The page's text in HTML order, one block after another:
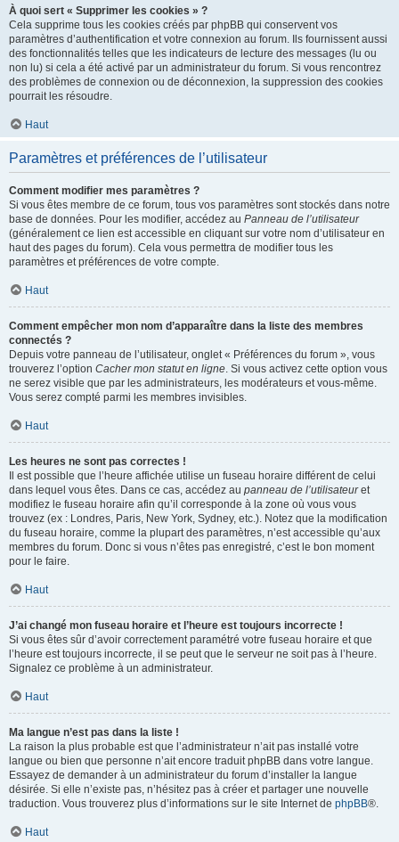
À quoi sert « Supprimer les cookies » ?
Cela supprime tous les cookies créés par phpBB qui conservent vos
paramètres d’authentification et votre connexion au forum. Ils fournissent aussi
des fonctionnalités telles que les indicateurs de lecture des messages (lu ou
non lu) si cela a été activé par un administrateur du forum. Si vous rencontrez
des problèmes de connexion ou de déconnexion, la suppression des cookies
pourrait les résoudre.
Haut
Paramètres et préférences de l’utilisateur
Comment modifier mes paramètres ?
Si vous êtes membre de ce forum, tous vos paramètres sont stockés dans notre
base de données. Pour les modifier, accédez au Panneau de l’utilisateur
(généralement ce lien est accessible en cliquant sur votre nom d’utilisateur en
haut des pages du forum). Cela vous permettra de modifier tous les
paramètres et préférences de votre compte.
Haut
Comment empêcher mon nom d’apparaître dans la liste des membres
connectés ?
Depuis votre panneau de l’utilisateur, onglet « Préférences du forum », vous
trouverez l’option Cacher mon statut en ligne. Si vous activez cette option vous
ne serez visible que par les administrateurs, les modérateurs et vous-même.
Vous serez compté parmi les membres invisibles.
Haut
Les heures ne sont pas correctes !
Il est possible que l’heure affichée utilise un fuseau horaire différent de celui
dans lequel vous êtes. Dans ce cas, accédez au panneau de l’utilisateuret
modifiez le fuseau horaire afin qu’il corresponde à la zone où vous vous
trouvez (ex : Londres, Paris, New York, Sydney, etc.). Notez que la modification
du fuseau horaire, comme la plupart des paramètres, n’est accessible qu’aux
membres du forum. Donc si vous n’êtes pas enregistré, c’est le bon moment
pour le faire.
Haut
J’ai changé mon fuseau horaire et l’heure est toujours incorrecte !
Si vous êtes sûr d’avoir correctement paramétré votre fuseau horaire et que
l’heure est toujours incorrecte, il se peut que le serveur ne soit pas à l’heure.
Signalez ce problème à un administrateur.
Haut
Ma langue n’est pas dans la liste !
La raison la plus probable est que l’administrateur n’ait pas installé votre
langue ou bien que personne n’ait encore traduit phpBB dans votre langue.
Essayez de demander à un administrateur du forum d’installer la langue
désirée. Si elle n’existe pas, n’hésitez pas à créer et partager une nouvelle
traduction. Vous trouverez plus d’informations sur le site Internet de phpBB®.
Haut